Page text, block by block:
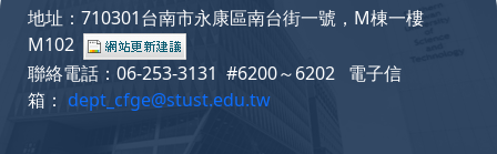
地址：710301台南市永康區南台街一號，M棟一樓
M102
聯絡電話：06-253-3131 #6200～6202 電子信
箱： dept_cfge@stust.edu.tw